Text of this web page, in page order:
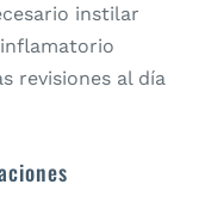
instilar
revisiones al día